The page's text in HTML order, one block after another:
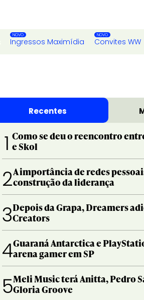
Ingressos Maximídia Convites WW
Recentes
1 Como se deu o reencontro
e Skol
2A importância de redes
construção da liderança
3Depois da Grapa, Dreamers
Creators
4Guaraná Antarctica e
arena gamer em SP
5Meli Music terá Anitta, Pedro
Gloria Groove